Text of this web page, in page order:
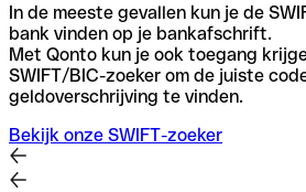
In de meeste gevallen kun je de
bank vinden op je bankafschrift.
Met Qonto kun je ook toegang
SWIFT/BIC-zoeker om de juiste
geldoverschrijving te vinden.
Bekijk onze SWIFT-zoeker